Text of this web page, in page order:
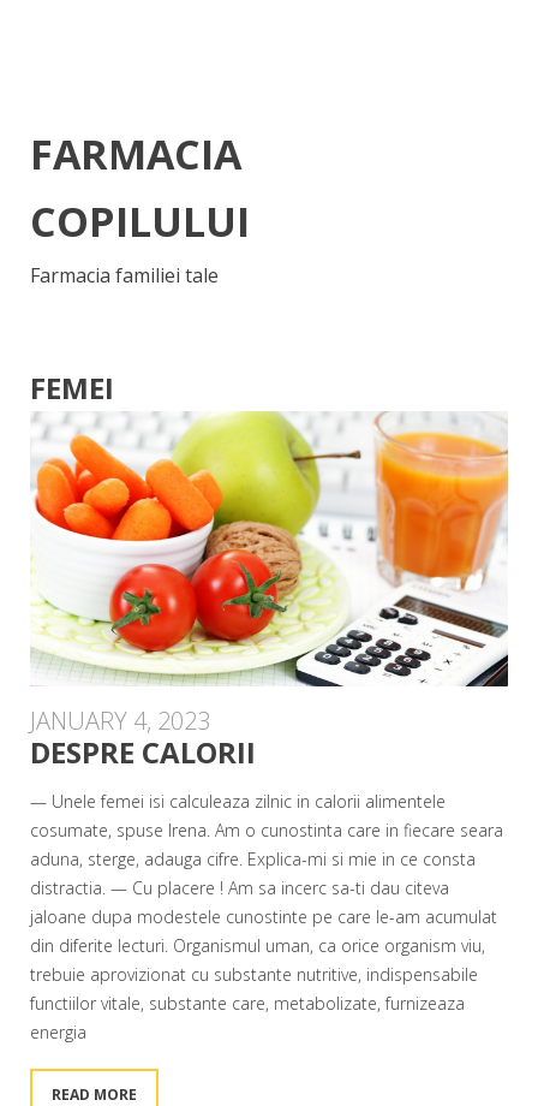
FARMACIA
COPILULUI
Farmacia familiei tale
FEMEI
JANUARY 4, 2023
DESPRE CALORII
— Unele femei isi calculeaza zilnic in calorii alimentele
cosumate, spuse Irena. Am o cunostinta care in fiecare seara
aduna, sterge, adauga cifre. Explica-mi si mie in ce consta
distractia. — Cu placere ! Am sa incerc sa-ti dau citeva
jaloane dupa modestele cunostinte pe care le-am acumulat
din diferite lecturi. Organismul uman, ca orice organism viu,
trebuie aprovizionat cu substante nutritive, indispensabile
functiilor vitale, substante care, metabolizate, furnizeaza
energia
READ MORE